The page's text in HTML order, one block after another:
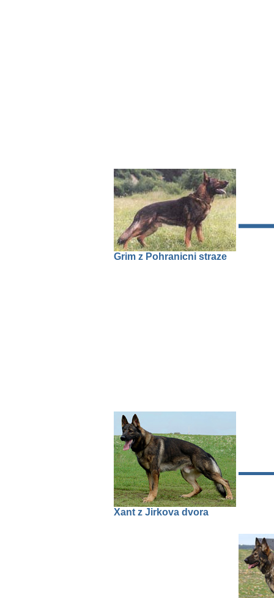
Grim z Pohranicni straze
Xant z Jirkova dvora